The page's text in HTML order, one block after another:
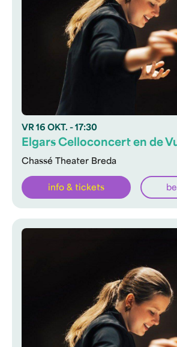
VR 16 OKT. - 17:30
Chassé Theater Breda
Elgars Celloconcert en de
info & tickets